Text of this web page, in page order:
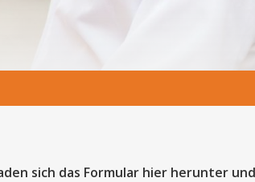
sich das Formular hier herunter